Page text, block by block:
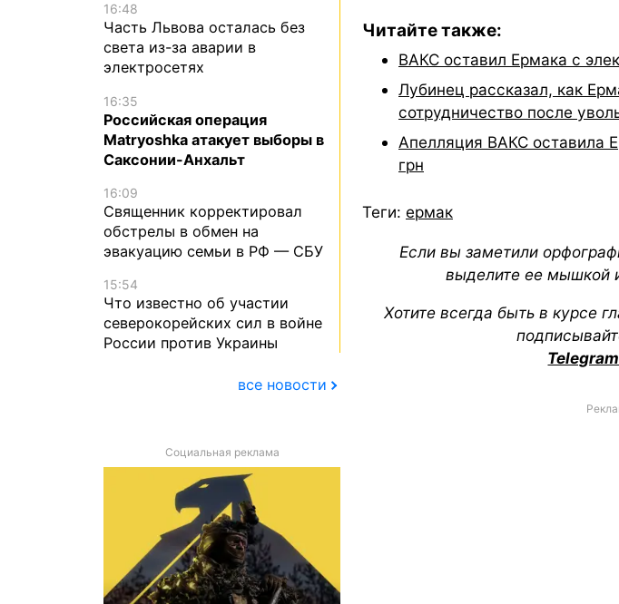
Читайте также:
ВАКС оставил Ермака с
Лубинец рассказал, как
сотрудничество после
Апелляция ВАКС оставила
грн
Теги: ермак
Если вы заметили
выделите ее мышкой
Хотите всегда быть в курсе
16:48
Часть Львова осталась без
света из-за аварии в
электросетях
16:35
Российская операция
Matryoshka атакует выборы в
Саксонии-Анхальт
16:09
Священник корректировал
обстрелы в обмен на
эвакуацию семьи в РФ — СБУ
15:54
Что известно об участии
северокорейских сил в войне
России против Украины
все новости
Социальная реклама